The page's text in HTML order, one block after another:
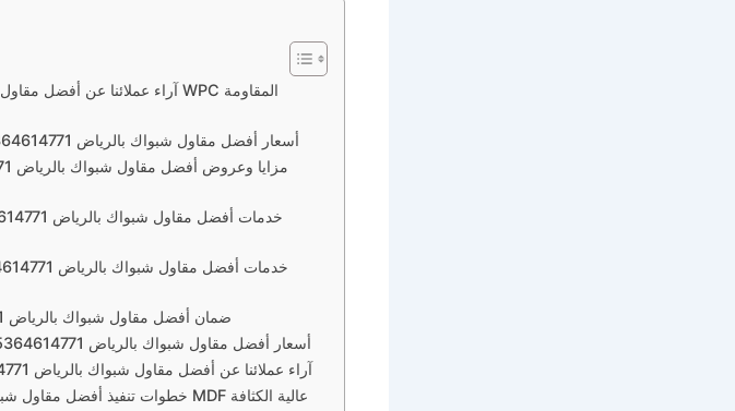
أسعار أفضل مقاول شبواك بالرياض 05364614771 تنافسية وجودة خشب البلوط الصلب مضمونة
ضمان أفضل مقاول شبواك بالرياض 05364614771 وصيانة ألواح صلب معالجة الدورية
أسعار أفضل مقاول شبواك بالرياض 05364614771 تنافسية وجودة أخشاب غابات مستدامة مضمونة
آراء عملائنا عن أفضل مقاول شبواك بالرياض 05364614771 وجودة ألياف كربون خفيفة المستخدمة
خطوات تنفيذ أفضل مقاول شبواك بالرياض 05364614771 بدقة باستخدام ألواح MDF عالية الكثافة